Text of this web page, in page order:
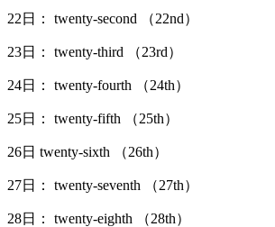
22日： twenty-second （22nd）
23日： twenty-third （23rd）
24日： twenty-fourth （24th）
25日： twenty-fifth （25th）
26日 twenty-sixth （26th）
27日： twenty-seventh （27th）
28日： twenty-eighth （28th）